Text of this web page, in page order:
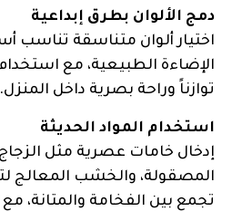
دمج الألوان بطرق إبداعية
اختيار ألوان متناسقة تناسب
الإضاءة الطبيعية، مع
توازناً وراحة بصرية داخل المنزل.
استخدام المواد الحديثة
إدخال خامات عصرية مثل
المصقولة، والخشب المعالج
تجمع بين الفخامة والمتانة،